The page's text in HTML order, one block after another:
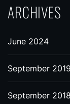
ARCHIVES
June 2024
September 2019
September 2018